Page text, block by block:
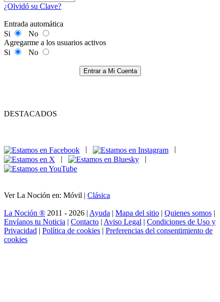
¿Olvidó su Clave?
Entrada automática
Si
No
Agregarme a los usuarios activos
Si
No
Entrar a Mi Cuenta
DESTACADOS
|
|
Ver La Noción en: Móvil | Clásica
La Noción ® 2011 - 2026 | Ayuda | Mapa del sitio | Quienes somos |
Envíanos tu Noticia | Contacto | Aviso Legal | Condiciones de Uso y
Privacidad | Política de cookies | Preferencias del consentimiento de
cookies